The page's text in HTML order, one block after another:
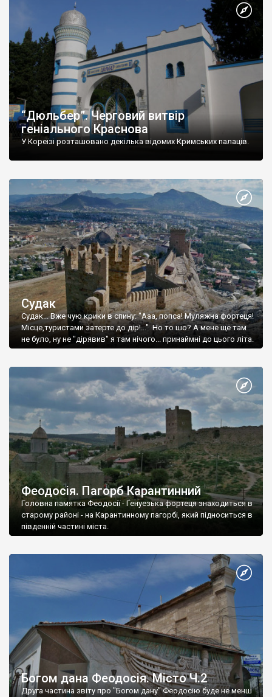
“Дюльбер”. Черговий витвір
геніального Краснова
У Кореїзі розташовано декілька відомих Кримських палаців.
Судак
Судак... Вже чую крики в спину: "Ааа, попса! Муляжна фортеця!
Місце,туристами затерте до дір!..." Но то шо? А мене ще там
не було, ну не "дірявив" я там нічого... принаймні до цього літа.
Феодосія. Пагорб Карантинний
Головна памятка Феодосії - Генуезька фортеця знаходиться в
старому районі - на Карантинному пагорбі, який підноситься в
південній частині міста.
Богом дана Феодосія. Місто Ч.2
Друга частина звіту про "Богом дану" Феодосію буде не менш